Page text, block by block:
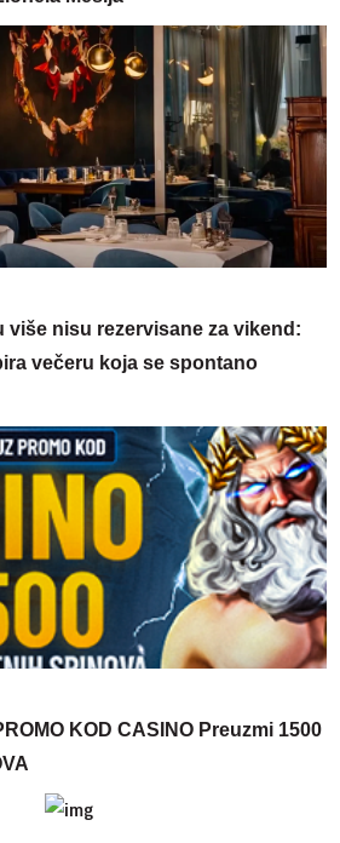
više nisu rezervisane za vikend:
večeru koja se spontano
KOD CASINO Preuzmi 1500